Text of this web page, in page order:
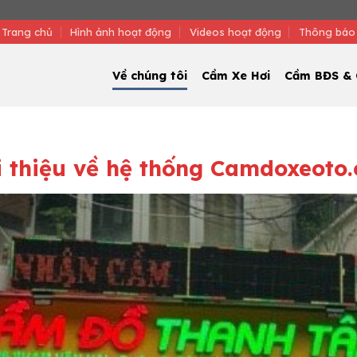
Trang chủ Hình ảnh hoạt động Videos hoạt động Thông báo
Về chúng tôi Cầm Xe Hơi Cầm BĐS &
thiệu về hệ thống